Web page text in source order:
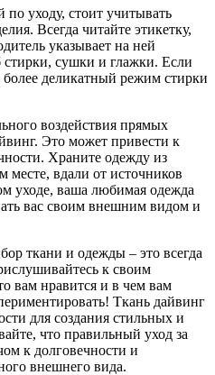
уходу, стоит учитывать
Всегда читайте этикетку,
указывает на ней
сушки и глажки. Если
деликатный режим стирки
воздействия прямых
Это может привести к
Храните одежду из
месте, вдали от источников
уходе, ваша любимая одежда
вас своим внешним видом и
ткани и одежды – это всегда
к своим
вам нравится и в чем вам
Ткань дайвинг
для создания стильных и
что правильный уход за
к долговечности и
внешнего вида.